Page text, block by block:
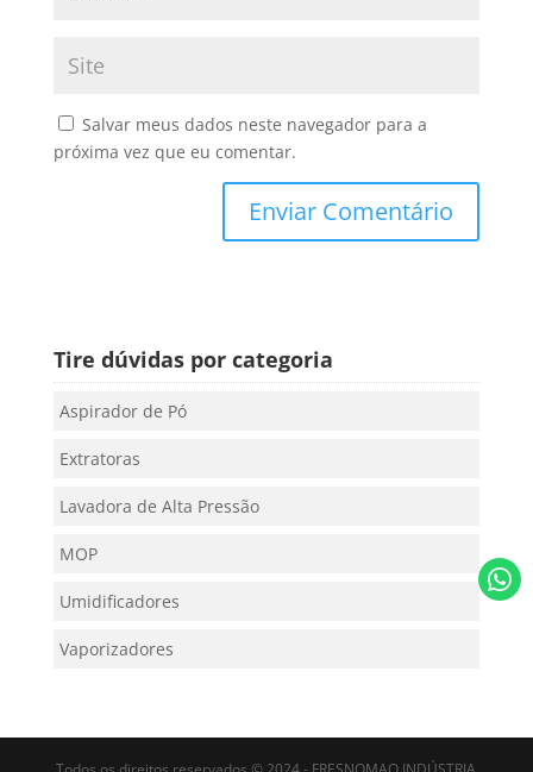
Salvar meus dados neste navegador para a
próxima vez que eu comentar.
Tire dúvidas por categoria
Aspirador de Pó
Extratoras
Lavadora de Alta Pressão
MOP
Umidificadores
Vaporizadores